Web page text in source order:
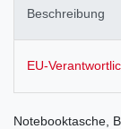
Beschreibung
EU-
Notebooktasche,